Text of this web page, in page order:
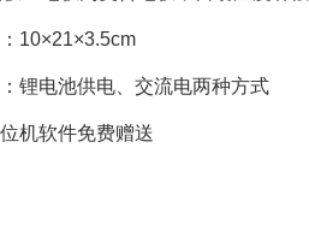
电池供电、交流电两种方式
软件免费赠送